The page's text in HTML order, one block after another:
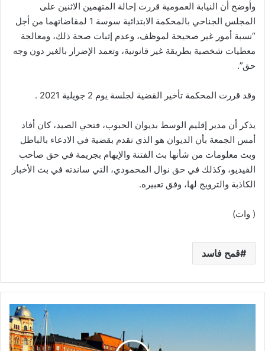
وأوضح أن النيابة العمومية قررت إحالة المتهمين الاثنين على
المجلس الجناحي بالمحكمة الابتدائية سوسة 1 لمقاضاتهما من أجل
“نسبة أمور غير صحيحة لموظف، وعدم إثبات صحة ذلك، ومعالجة
معطيات شخصية بطريقة غير قانونية، وتعمد الإضرار بالغير دون وجه
حق”.
وقد قررت المحكمة تأخير القضية لجلسة يوم 2 جويلية 2021 .
يذكر أن مدير إقليم الوسط بديوان الحبوب، فتحي الصيد، كان أفاد
أمس الجمعة بأن الديوان هو الذي تقدم بقضية في الادعاء بالباطل
وبث معلومات من شأنها بث الفتنة والإيهام بجريمة في حق صاحب
الفيديو، وكذلك في حق نوال المحمودي، التي ساندته في بث الأخبار
الكاذبة والترويج لها، وفق تعبيره.
( وات)
قمح فاسد